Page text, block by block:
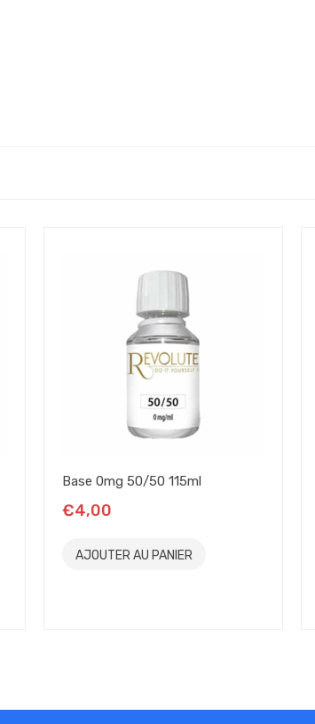
Base 0mg 50/50 115ml
€4,00
AJOUTER AU PANIER